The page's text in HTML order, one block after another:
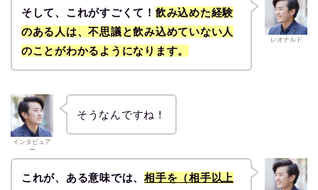
レオナルド
そして、これがすごくて！ 飲み込めた経験
のある人は、不思議と飲み込めていない人
のことがわかるようになります。
インタビュア
ー
そうなんですね！
これが、ある意味では、相手を（相手以上